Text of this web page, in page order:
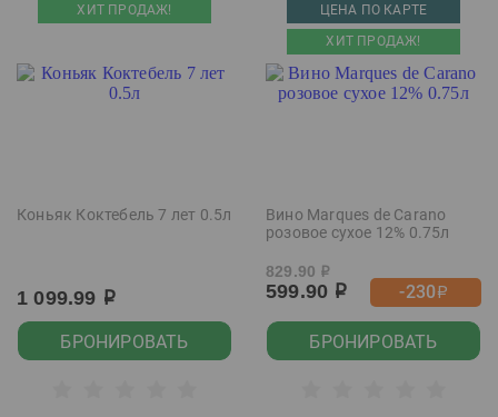
ХИТ ПРОДАЖ!
Коньяк Коктебель 7 лет 0.5л
1 099.99 р
БРОНИРОВАТЬ
ЦЕНА ПО КАРТЕ
ХИТ ПРОДАЖ!
Вино Marques de Carano
розовое сухое 12% 0.75л
829.90 р
599.90 р -230р
БРОНИРОВАТЬ